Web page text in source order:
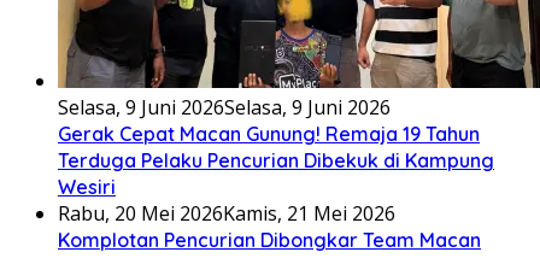
Selasa, 9 Juni 2026Selasa, 9 Juni 2026
Gerak Cepat Macan Gunung! Remaja 19 Tahun
Terduga Pelaku Pencurian Dibekuk di Kampung
Wesiri
Rabu, 20 Mei 2026Kamis, 21 Mei 2026
Komplotan Pencurian Dibongkar Team Macan